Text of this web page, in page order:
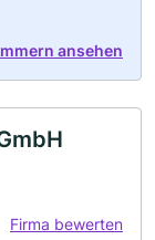
ansehen
Firma bewerten